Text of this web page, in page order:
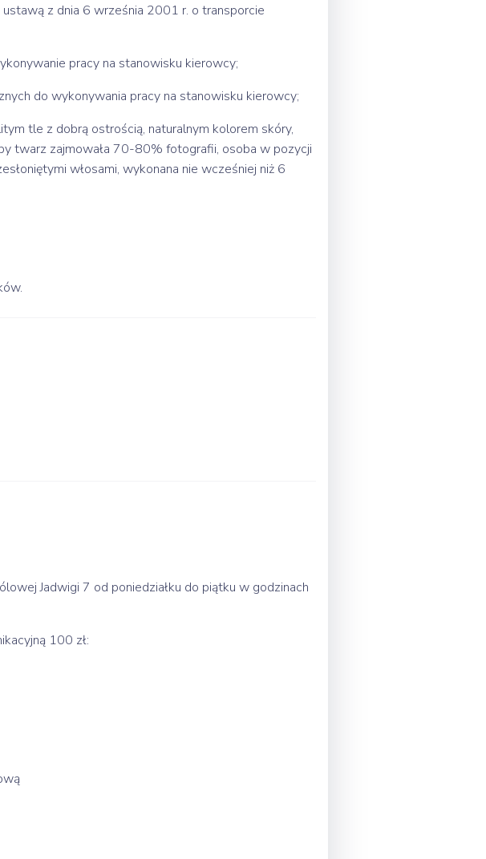
z dnia 6 września 2001 r. o transporcie
pracy na stanowisku kierowcy;
do wykonywania pracy na stanowisku kierowcy;
tle z dobrą ostrością, naturalnym kolorem skóry,
twarz zajmowała 70-80% fotografii, osoba w pozycji
włosami, wykonana nie wcześniej niż 6
Jadwigi 7 od poniedziałku do piątku w godzinach
100 zł: